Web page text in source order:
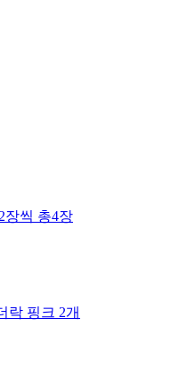
장씩 총4장
락 핑크 2개